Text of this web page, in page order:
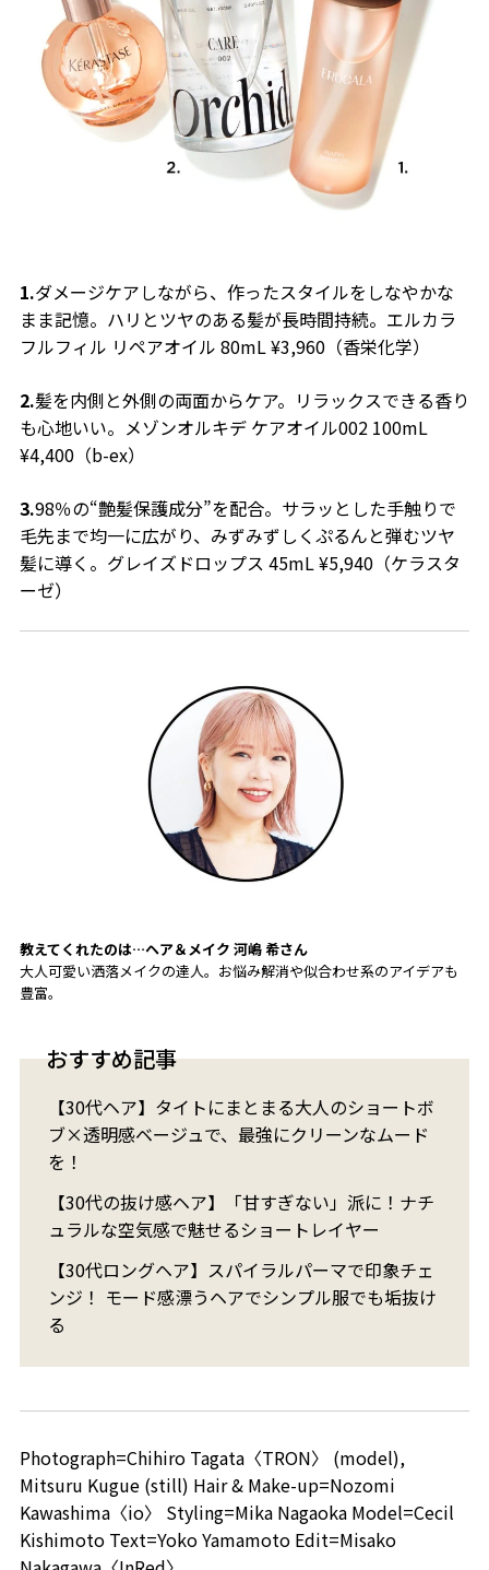
1.ダメージケアしながら、作ったスタイルをしなやかな
まま記憶。ハリとツヤのある髪が長時間持続。エルカラ
フルフィル リペアオイル 80mL ¥3,960（香栄化学）
2.髪を内側と外側の両面からケア。リラックスできる香り
も心地いい。メゾンオルキデ ケアオイル002 100mL
¥4,400（b-ex）
3.98％の“艶髪保護成分”を配合。サラッとした手触りで
毛先まで均一に広がり、みずみずしくぷるんと弾むツヤ
髪に導く。グレイズドロップス 45mL ¥5,940（ケラスタ
ーゼ）
教えてくれたのは…ヘア＆メイク 河嶋 希さん
大人可愛い洒落メイクの達人。お悩み解消や似合わせ系のアイデアも
豊富。
おすすめ記事
【30代ヘア】タイトにまとまる大人のショートボ
ブ×透明感ベージュで、最強にクリーンなムード
を！
【30代の抜け感ヘア】「甘すぎない」派に！ナチ
ュラルな空気感で魅せるショートレイヤー
【30代ロングヘア】スパイラルパーマで印象チェ
ンジ！ モード感漂うヘアでシンプル服でも垢抜け
る
Photograph=Chihiro Tagata〈TRON〉 (model),
Mitsuru Kugue (still) Hair & Make-up=Nozomi
Kawashima〈io〉 Styling=Mika Nagaoka Model=Cecil
Kishimoto Text=Yoko Yamamoto Edit=Misako